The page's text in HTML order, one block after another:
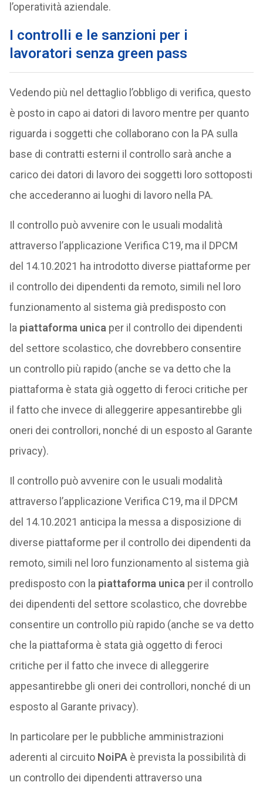
l’operatività aziendale.
I controlli e le sanzioni per i
lavoratori senza green pass
Vedendo più nel dettaglio l’obbligo di verifica, questo
è posto in capo ai datori di lavoro mentre per quanto
riguarda i soggetti che collaborano con la PA sulla
base di contratti esterni il controllo sarà anche a
carico dei datori di lavoro dei soggetti loro sottoposti
che accederanno ai luoghi di lavoro nella PA.
Il controllo può avvenire con le usuali modalità
attraverso l’applicazione Verifica C19, ma il DPCM
del 14.10.2021 ha introdotto diverse piattaforme per
il controllo dei dipendenti da remoto, simili nel loro
funzionamento al sistema già predisposto con
la piattaforma unica per il controllo dei dipendenti
del settore scolastico, che dovrebbero consentire
un controllo più rapido (anche se va detto che la
piattaforma è stata già oggetto di feroci critiche per
il fatto che invece di alleggerire appesantirebbe gli
oneri dei controllori, nonché di un esposto al Garante
privacy).
Il controllo può avvenire con le usuali modalità
attraverso l’applicazione Verifica C19, ma il DPCM
del 14.10.2021 anticipa la messa a disposizione di
diverse piattaforme per il controllo dei dipendenti da
remoto, simili nel loro funzionamento al sistema già
predisposto con la piattaforma unica per il controllo
dei dipendenti del settore scolastico, che dovrebbe
consentire un controllo più rapido (anche se va detto
che la piattaforma è stata già oggetto di feroci
critiche per il fatto che invece di alleggerire
appesantirebbe gli oneri dei controllori, nonché di un
esposto al Garante privacy).
In particolare per le pubbliche amministrazioni
aderenti al circuito NoiPAè prevista la possibilità di
un controllo dei dipendenti attraverso una